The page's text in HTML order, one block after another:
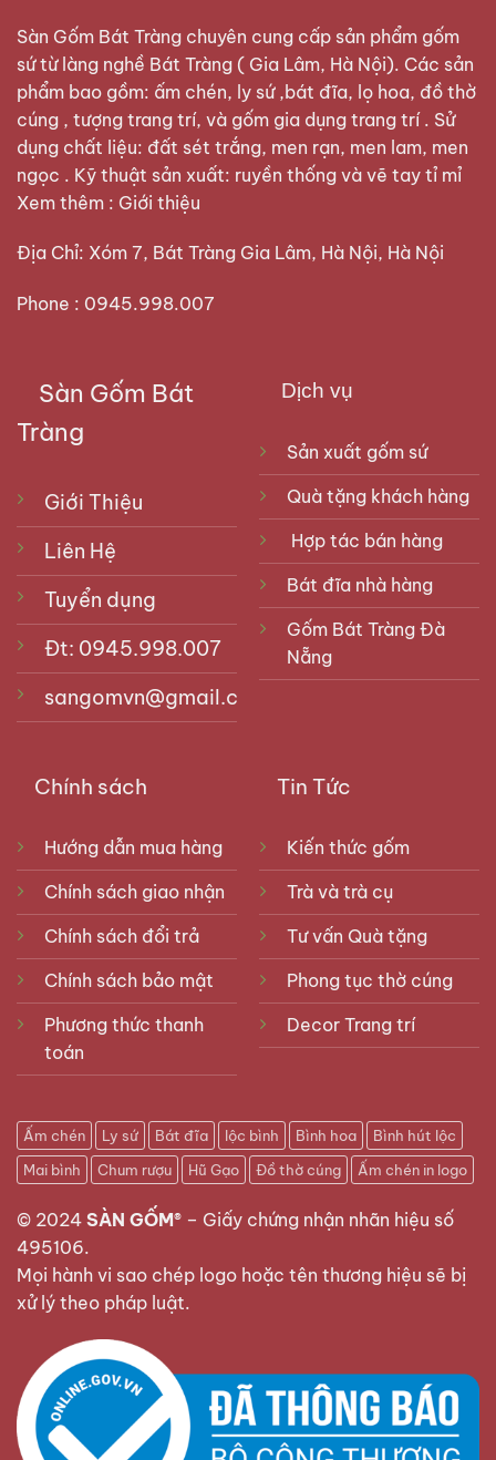
Sàn Gốm Bát Tràng chuyên cung cấp sản phẩm gốm
sứ từ làng nghề Bát Tràng ( Gia Lâm, Hà Nội). Các sản
phẩm bao gồm: ấm chén, ly sứ ,bát đĩa, lọ hoa, đồ thờ
cúng , tượng trang trí, và gốm gia dụng trang trí . Sử
dụng chất liệu: đất sét trắng, men rạn, men lam, men
ngọc . Kỹ thuật sản xuất: ruyền thống và vẽ tay tỉ mỉ
Xem thêm : Giới thiệu
Địa Chỉ: Xóm 7, Bát Tràng Gia Lâm, Hà Nội, Hà Nội
Phone : 0945.998.007
Sàn Gốm Bát
Tràng
Giới Thiệu
Liên Hệ
Tuyển dụng
Đt: 0945.998.007
sangomvn@gmail.com
Dịch vụ
Sản xuất gốm sứ
Quà tặng khách hàng
Hợp tác bán hàng
Bát đĩa nhà hàng
Gốm Bát Tràng Đà
Nẵng
Chính sách
Hướng dẫn mua hàng
Chính sách giao nhận
Chính sách đổi trả
Chính sách bảo mật
Phương thức thanh
toán
Tin Tức
Kiến thức gốm
Trà và trà cụ
Tư vấn Quà tặng
Phong tục thờ cúng
Decor Trang trí
Ấm chén Ly sứ Bát đĩa lộc bình Bình hoa
Bình hút lộc
Mai bình
Chum rượu Hũ Gạo Đồ thờ cúng Ấm chén in logo
© 2024 SÀN GỐM® – Giấy chứng nhận nhãn hiệu số
495106.
Mọi hành vi sao chép logo hoặc tên thương hiệu sẽ bị
xử lý theo pháp luật.